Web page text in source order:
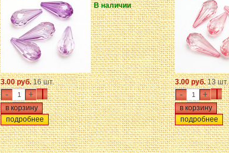
В наличии
3.00 руб.16 шт.
- +
подробнее
3.00 руб.13 шт.
- +
подробнее